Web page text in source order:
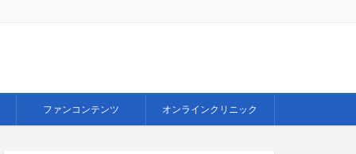
ファンコンテンツ オンラインクリニック